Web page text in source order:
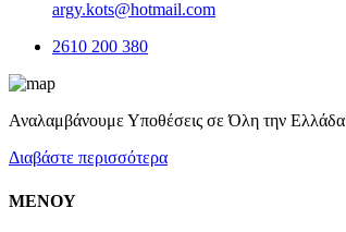
argy.kots@hotmail.com
2610 200 380
Αναλαμβάνουμε Υποθέσεις σε Όλη την Ελλάδα
Διαβάστε περισσότερα
ΜΕΝΟΥ